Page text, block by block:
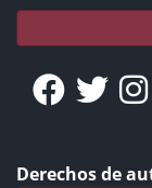
Derechos de